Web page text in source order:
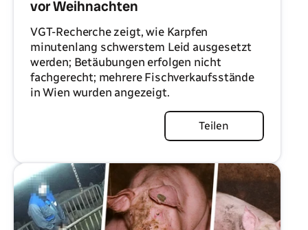
vor Weihnachten
VGT-Recherche zeigt, wie Karpfen
minutenlang schwerstem Leid ausgesetzt
werden; Betäubungen erfolgen nicht
fachgerecht; mehrere Fischverkaufsstände
in Wien wurden angezeigt.
Teilen